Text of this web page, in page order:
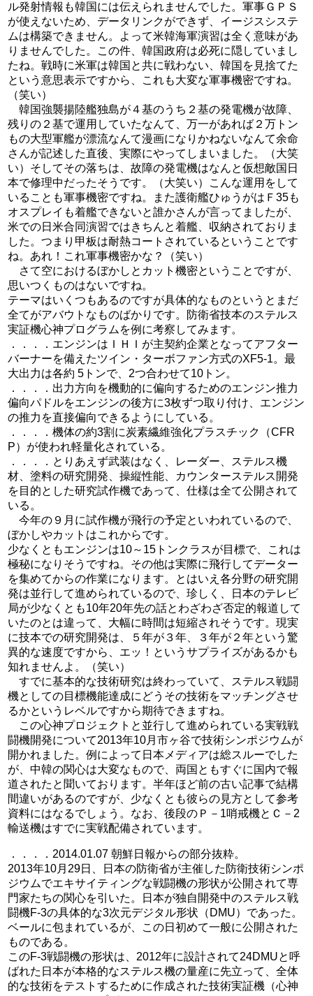
ル発射情報も韓国には伝えられませんでした。軍事ＧＰＳ
が使えないため、データリンクができず、イージスシステ
ムは構築できません。よって米韓海軍演習は全く意味があ
りませんでした。この件、韓国政府は必死に隠していまし
たね。戦時に米軍は韓国と共に戦わない、韓国を見捨てた
という意思表示ですから、これも大変な軍事機密ですね。
（笑い）
韓国強襲揚陸艦独島が４基のうち２基の発電機が故障、
残りの２基で運用していたなんて、万一があれば２万トン
もの大型軍艦が漂流なんて漫画になりかねないなんて余命
さんが記述した直後、実際にやってしまいました。（大笑
い）そしてその落ちは、故障の発電機はなんと仮想敵国日
本で修理中だったそうです。（大笑い）こんな運用をして
いることも軍事機密ですね。また護衛艦ひゅうがはＦ35も
オスプレイも着艦できないと誰かさんが言ってましたが、
米での日米合同演習ではきちんと着艦、収納されておりま
した。つまり甲板は耐熱コートされているということです
ね。あれ！これ軍事機密かな？（笑い）
さて空におけるぼかしとカット機密ということですが、
思いつくものはないですね。
テーマはいくつもあるのですが具体的なものというとまだ
全てがアバウトなものばかりです。防衛省技本のステルス
実証機心神プログラムを例に考察してみます。
．．．．エンジンはＩＨＩが主契約企業となってアフター
バーナーを備えたツイン・ターボファン方式のXF5-1。最
大出力は各約 5トンで、2つ合わせて10トン。
．．．．出力方向を機動的に偏向するためのエンジン推力
偏向パドルをエンジンの後方に3枚ずつ取り付け、エンジン
の推力を直接偏向できるようにしている。
．．．．機体の約3割に炭素繊維強化プラスチック（CFR
P）が使われ軽量化されている。
．．．．とりあえず武装はなく、レーダー、ステルス機
材、塗料の研究開発、操縦性能、カウンターステルス開発
を目的とした研究試作機であって、仕様は全て公開されて
いる。
今年の９月に試作機が飛行の予定といわれているので、
ぼかしやカットはこれからです。
少なくともエンジンは10～15トンクラスが目標で、これは
極秘になりそうですね。その他は実際に飛行してデーター
を集めてからの作業になります。とはいえ各分野の研究開
発は並行して進められているので、珍しく、日本のテレビ
局が少なくとも10年20年先の話とわざわざ否定的報道して
いたのとは違って、大幅に時間は短縮されそうです。現実
に技本での研究開発は、５年が３年、３年が２年という驚
異的な速度ですから、エッ！というサプライズがあるかも
知れませんよ。（笑い）
すでに基本的な技術研究は終わっていて、ステルス戦闘
機としての目標機能達成にどうその技術をマッチングさせ
るかというレベルですから期待できますね。
この心神プロジェクトと並行して進められている実戦戦
闘機開発について2013年10月市ヶ谷で技術シンポジウムが
開かれました。例によって日本メディアは総スルーでした
が、中韓の関心は大変なもので、両国ともすぐに国内で報
道されたと聞いております。半年ほど前の古い記事で結構
間違いがあるのですが、少なくとも彼らの見方として参考
資料にはなるでしょう。なお、後段のＰ－1哨戒機とＣ－2
輸送機はすでに実戦配備されています。
．．．．2014.01.07 朝鮮日報からの部分抜粋。
2013年10月29日、日本の防衛省が主催した防衛技術シンポ
ジウムでエキサイティングな戦闘機の形状が公開されて専
門家たちの関心を引いた。日本が独自開発中のステルス戦
闘機F-3の具体的な3次元デジタル形状（DMU）であった。
ベールに包まれているが、この日初めて一般に公開された
ものである。
このF-3戦闘機の形状は、2012年に設計されて24DMUと呼
ばれた日本が本格的なステルス機の量産に先立って、全体
的な技術をテストするために作成された技術実証機（心神